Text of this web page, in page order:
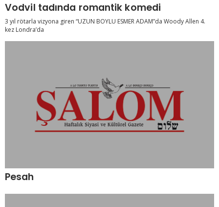
Vodvil tadında romantik komedi
3 yıl rötarla vizyona giren “UZUN BOYLU ESMER ADAM”da Woody Allen 4.
kez Londra’da
Pesah